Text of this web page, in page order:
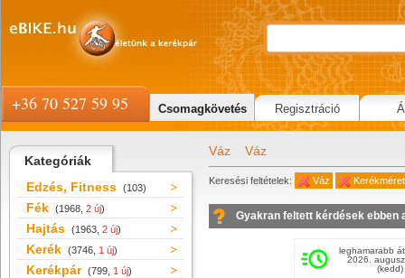
Kategóriák
Edzés, Fitness (103)
Fék (1968, 2 új)
Hajtás (1963, 2 új)
Kerék (3746, 1 új)
Kerékpár (799, 1 új)
Váz Váz
Keresési feltételek: Váz
Gyakran feltett kérdések ebben
leghamarabb
2026.
(kedd)
+36 70 527 59 95 Csomagkövetés Regisztráció